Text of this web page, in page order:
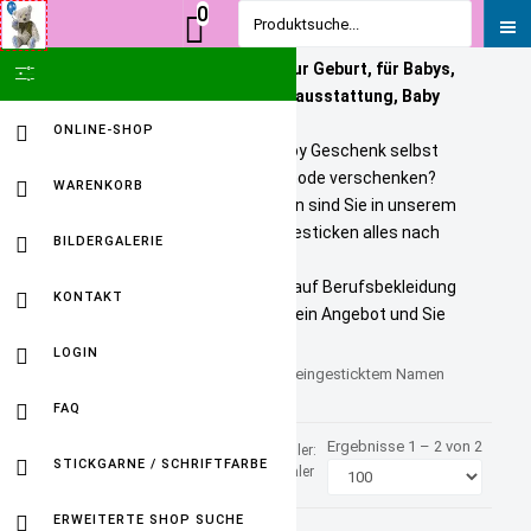
Personalisierte Geschenke zur Geburt, für Babys,
Kinder und Erwachsene. Babyausstattung, Baby
Onlineshop
Sie wollen ein bezahlbares Baby Geschenk selbst
personalisieren? Tolle Kindermode verschenken?
Unikate selbst gestalten? Dann sind Sie in unserem
Baby Online Shop richtig. Wir besticken alles nach
Selbst gestickte Firmenlogos auf Berufsbekleidung
sind kein Problem. Fordern Sie ein Angebot und Sie
0
ONLINE-SHOP
WARENKORB
BILDERGALERIE
KONTAKT
LOGIN
FAQ
STICKGARNE / SCHRIFTFARBE
ERWEITERTE SHOP SUCHE
Sterntaler Kapuzenbadetuch mit eingesticktem Namen
Produktname +/-
Hersteller:
Sterntaler
Ergebnisse 1 – 2 von 2